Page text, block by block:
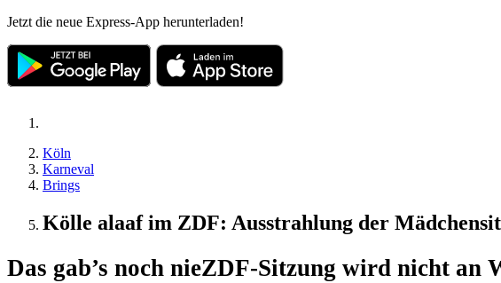
Jetzt die neue Express-App herunterladen!
Köln
Karneval
Brings
Kölle alaaf im ZDF: Ausstrahlung der
Das gab’s noch nieZDF-Sitzung wird nicht an